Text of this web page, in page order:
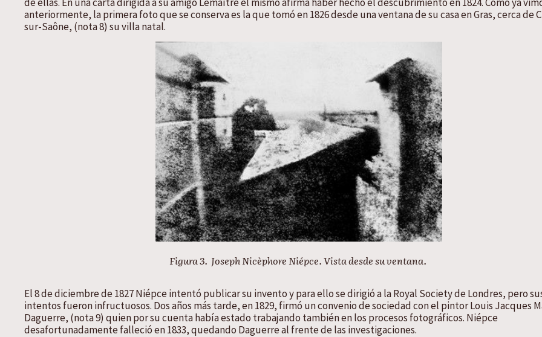
anteriormente, la primera foto que se conserva es la que tomó en 1826 desde una ventana de su casa en Gras, cerca de
sur-Saône, (nota 8) su villa natal.
Figura 3. Joseph Nicèphore Niépce. Vista desde su ventana.
El 8 de diciembre de 1827 Niépce intentó publicar su invento y para ello se dirigió a la Royal Society de Londres, pero
intentos fueron infructuosos. Dos años más tarde, en 1829, firmó un convenio de sociedad con el pintor Louis Jacques
Daguerre, (nota 9) quien por su cuenta había estado trabajando también en los procesos fotográficos. Niépce
desafortunadamente falleció en 1833, quedando Daguerre al frente de las investigaciones.